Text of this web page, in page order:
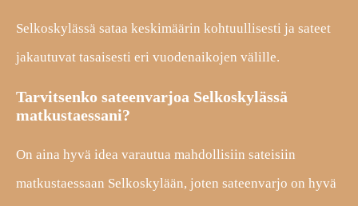
Selkoskylässä sataa keskimäärin kohtuullisesti ja sateet
jakautuvat tasaisesti eri vuodenaikojen välille.
Tarvitsenko sateenvarjoa Selkoskylässä
matkustaessani?
On aina hyvä idea varautua mahdollisiin sateisiin
matkustaessaan Selkoskylään, joten sateenvarjo on hyvä